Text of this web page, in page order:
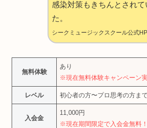
感染対策もきちんとされて
た。
シークミュージックスクール公式
無料体験
あり
※現在無料体験キャンペーン
レベル 初心者の方〜プロ思考の方ま
入会金
11,000円
※現在期間限定で入会金無料！